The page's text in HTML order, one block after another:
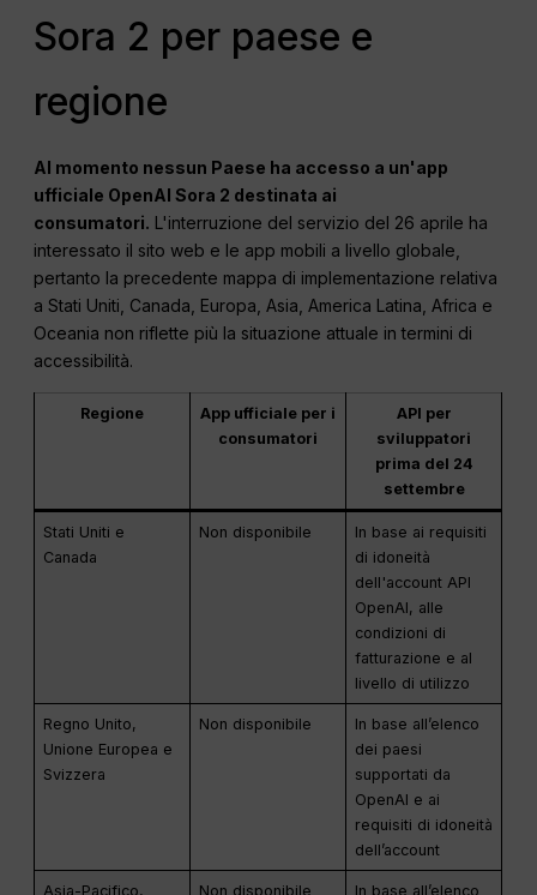
Sora 2 per paese e
regione
Al momento nessun Paese ha accesso a un'app
ufficiale OpenAI Sora 2 destinata ai
consumatori. L'interruzione del servizio del 26 aprile ha
interessato il sito web e le app mobili a livello globale,
pertanto la precedente mappa di implementazione relativa
a Stati Uniti, Canada, Europa, Asia, America Latina, Africa e
Oceania non riflette più la situazione attuale in termini di
accessibilità.
Regione
App ufficiale per i
consumatori
API per
sviluppatori
prima del 24
settembre
Stati Uniti e
Canada
Non disponibile
In base ai requisiti
di idoneità
dell'account API
OpenAI, alle
condizioni di
fatturazione e al
livello di utilizzo
Regno Unito,
Unione Europea e
Svizzera
Non disponibile
In base all’elenco
dei paesi
supportati da
OpenAI e ai
requisiti di idoneità
dell’account
Asia-Pacifico, Non disponibile In base all’elenco